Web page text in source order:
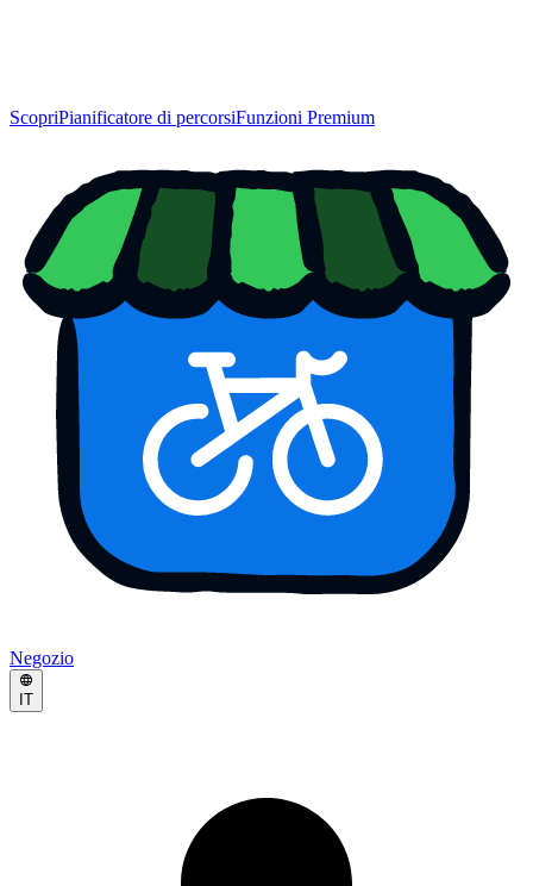
ScopriPianificatore di percorsiFunzioni Premium
Negozio
IT